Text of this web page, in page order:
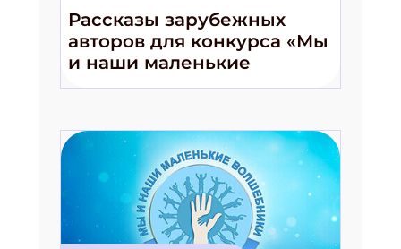
Рассказы зарубежных
авторов для конкурса «Мы
и наши маленькие
волшебники!»